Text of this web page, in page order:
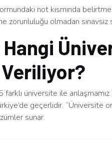
not kısmında
zorunluluğu olmadan
üniversite ile
geçerlidir. “Üniversite
sunar.